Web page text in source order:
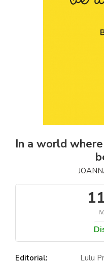
In a world
Editorial:
Lulu